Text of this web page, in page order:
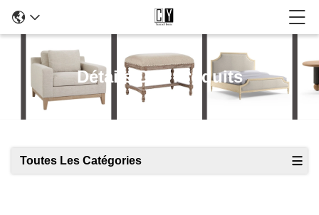
Détails Des Produits
Toutes Les Catégories